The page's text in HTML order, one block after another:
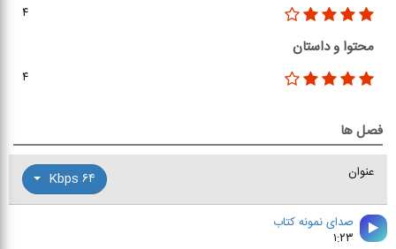
۴
محتوا و داستان
۴
فصل ها
عنوان ۶۴ Kbps
صدای نمونه کتاب
۱:۲۳